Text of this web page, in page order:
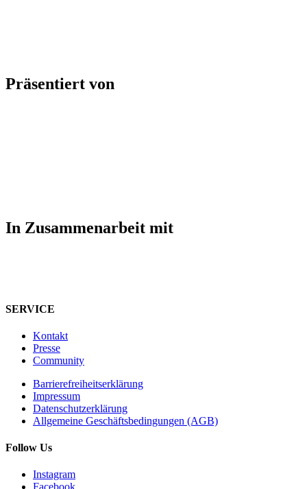
Präsentiert von
In Zusammenarbeit mit
SERVICE
Kontakt
Presse
Community
Barrierefreiheitserklärung
Impressum
Datenschutzerklärung
Allgemeine Geschäftsbedingungen (AGB)
Follow Us
Instagram